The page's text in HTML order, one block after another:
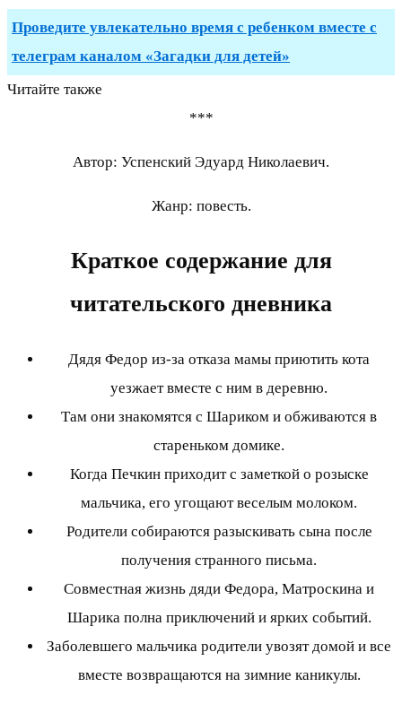
Проведите увлекательно время с ребенком вместе с
телеграм каналом «Загадки для детей»
Читайте также
***
Автор: Успенский Эдуард Николаевич.
Жанр: повесть.
Краткое содержание для
читательского дневника
Дядя Федор из-за отказа мамы приютить кота
уезжает вместе с ним в деревню.
Там они знакомятся с Шариком и обживаются в
стареньком домике.
Когда Печкин приходит с заметкой о розыске
мальчика, его угощают веселым молоком.
Родители собираются разыскивать сына после
получения странного письма.
Совместная жизнь дяди Федора, Матроскина и
Шарика полна приключений и ярких событий.
Заболевшего мальчика родители увозят домой и все
вместе возвращаются на зимние каникулы.